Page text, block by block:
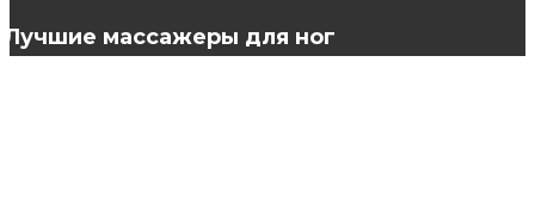
Лучшие массажеры для ног